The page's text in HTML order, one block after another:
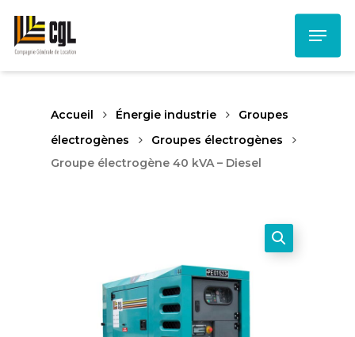
main
content
Menu
Accueil Énergie industrie
Groupes
électrogènes
Groupes électrogènes
Groupe électrogène 40 kVA – Diesel